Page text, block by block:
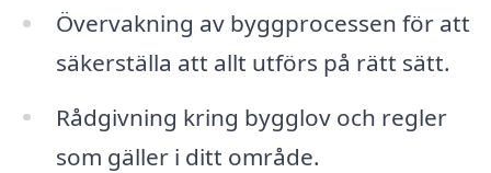
Övervakning av byggprocessen för att
säkerställa att allt utförs på rätt sätt.
Rådgivning kring bygglov och regler
som gäller i ditt område.